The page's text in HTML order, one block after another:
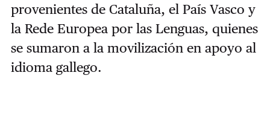
provenientes de Cataluña, el País Vasco y
la Rede Europea por las Lenguas, quienes
se sumaron a la movilización en apoyo al
idioma gallego.